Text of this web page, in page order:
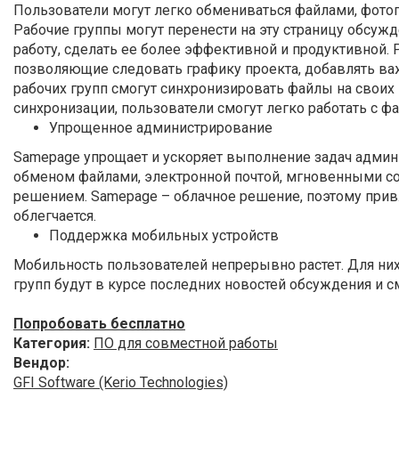
Пользователи могут легко обмениваться файлами,
Рабочие группы могут перенести на эту страницу
работу, сделать ее более эффективной и продуктивной.
позволяющие следовать графику проекта, добавлять
рабочих групп смогут синхронизировать файлы на
синхронизации, пользователи смогут легко работать
Упрощенное администрирование
Samepage упрощает и ускоряет выполнение задач
обменом файлами, электронной почтой, мгновенными
решением. Samepage – облачное решение, поэтому
облегчается.
Поддержка мобильных устройств
Мобильность пользователей непрерывно растет. Для
групп будут в курсе последних новостей обсуждения
Попробовать бесплатно
Категория: ПО для совместной работы
Вендор:
GFI Software (Kerio Technologies)